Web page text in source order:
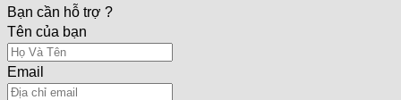
Bạn cần hỗ trợ ?
Tên của bạn
Email